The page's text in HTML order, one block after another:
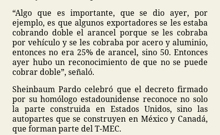
“Algo que es importante, que se dio ayer, por
ejemplo, es que algunos exportadores se les estaba
cobrando doble el arancel porque se les cobraba
por vehículo y se les cobraba por acero y aluminio,
entonces no era 25% de arancel, sino 50. Entonces
ayer hubo un reconocimiento de que no se puede
cobrar doble”, señaló.
Sheinbaum Pardo celebró que el decreto firmado
por su homólogo estadounidense reconoce no solo
la parte construida en Estados Unidos, sino las
autopartes que se construyen en México y Canadá,
que forman parte del T-MEC.